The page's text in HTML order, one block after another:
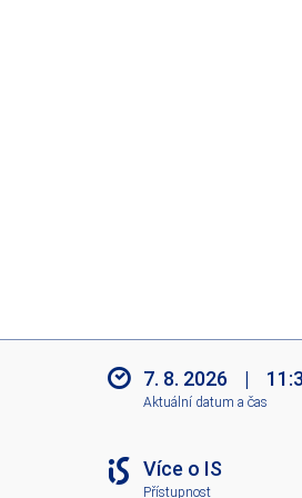
7. 8. 2026 |
Aktuální datum a čas
Více o IS
Přístupnost